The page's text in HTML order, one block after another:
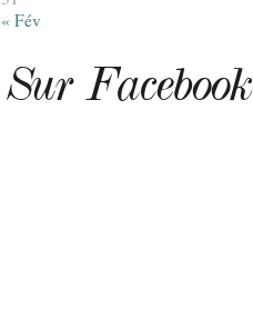
« Fév
Sur Facebook